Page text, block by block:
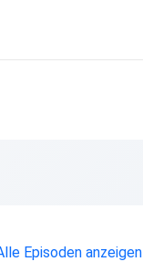
Episoden anzeigen